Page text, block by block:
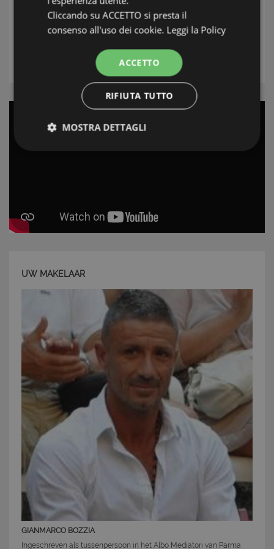
ZOEK
UW MAKELAAR
GIANMARCO BOZZIA
Ingeschreven als tussenpersoon in het Albo Mediatori van Parma
Cliccando su ACCETTO si presta il
consenso all'uso dei cookie. Leggi la Policy
ACCETTO
RIFIUTA TUTTO
MOSTRA DETTAGLI
funzionalità del sito Web principale come l'accesso
non può essere utilizzato correttamente senza i
cookie strettamente necessari.
Provider / Dominio
Scadenza
PHPSESSID
PHP.net
www.latuacasainsardegna.com